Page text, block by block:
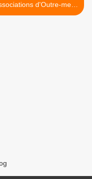
d'Outre-mer
dans l'Hexagone >